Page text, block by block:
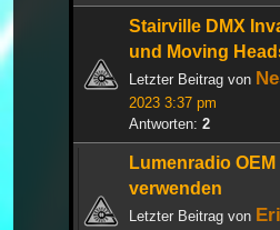
Stairville DMX
und Moving
Letzter Beitrag von
2023 3:37 pm
Antworten: 2
Lumenradio
verwenden
Letzter Beitrag von